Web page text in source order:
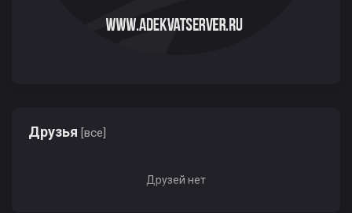
Друзья [все]
Друзей нет